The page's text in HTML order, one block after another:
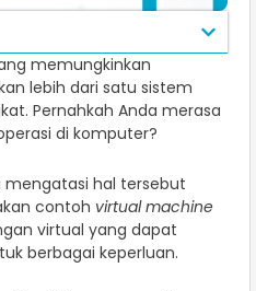
memungkinkan
lebih dari satu sistem
Pernahkah Anda merasa
di komputer?
mengatasi hal tersebut
contoh virtual machine
virtual yang dapat
berbagai keperluan.